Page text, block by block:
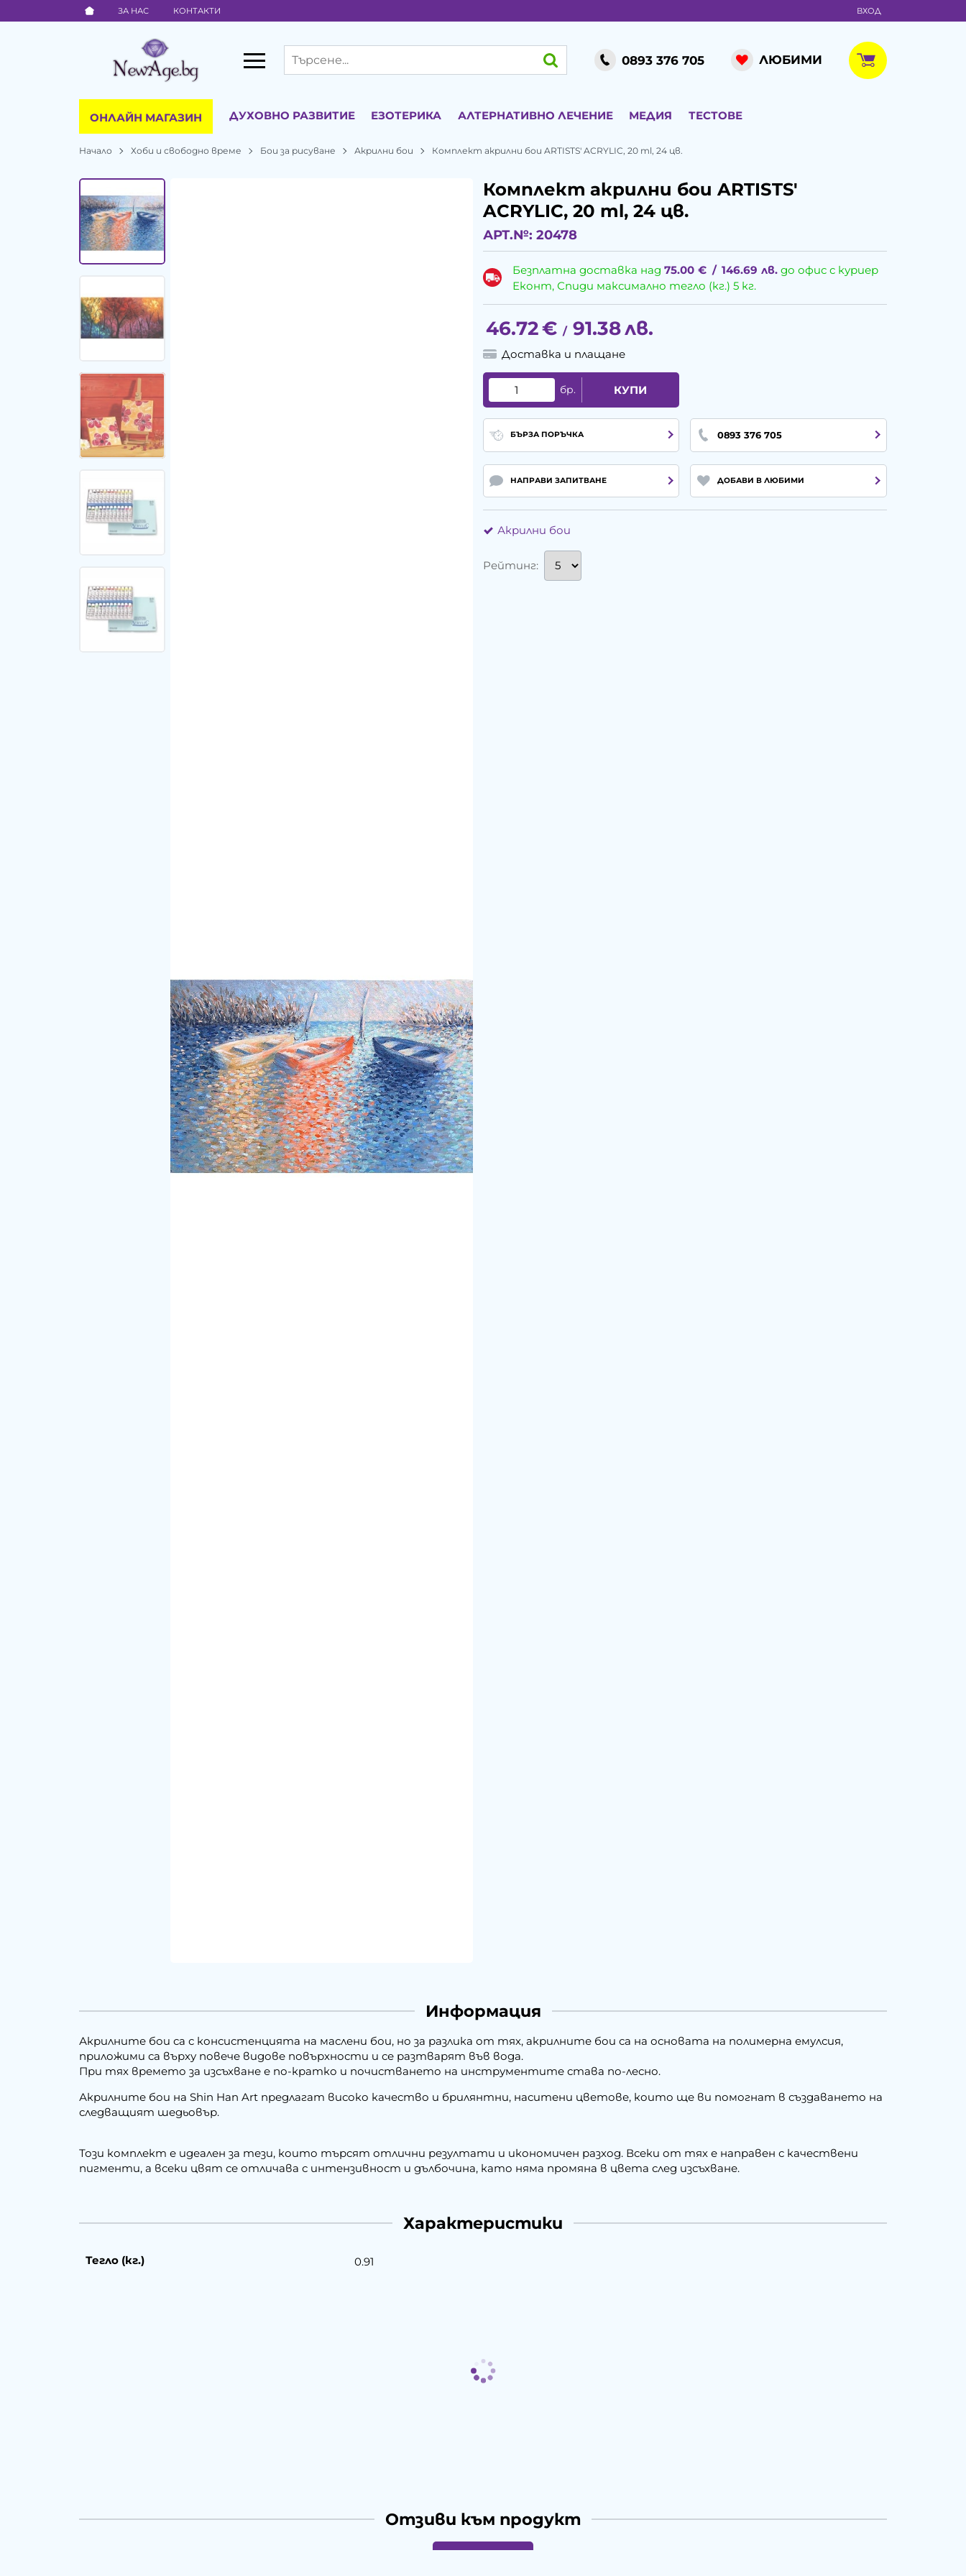
ЗА НАС КОНТАКТИ ВХОД
0893 376 705 ЛЮБИМИ
ОНЛАЙН МАГАЗИН ДУХОВНО РАЗВИТИЕ ЕЗОТЕРИКА АЛТЕРНАТИВНО ЛЕЧЕНИЕ МЕДИЯ ТЕСТОВЕ
Начало Хоби и свободно време Бои за рисуване Акрилни бои Комплект акрилни бои ARTISTS' ACRYLIC, 20 ml, 24 цв.
Комплект акрилни бои ARTISTS'
ACRYLIC, 20 ml, 24 цв.
АРТ.№: 20478
Безплатна доставка над75.00 € / 146.69 лв. до офис с куриер
Еконт, Спиди максимално тегло (кг.) 5 кг.
46.72€ / 91.38лв.
Доставка и плащане
бр. КУПИ
БЪРЗА ПОРЪЧКА 0893 376 705
НАПРАВИ ЗАПИТВАНЕ ДОБАВИ В ЛЮБИМИ
Акрилни бои
Рейтинг:
Информация
Акрилните бои са с консистенцията на маслени бои, но за разлика от тях, акрилните бои са на основата на полимерна емулсия,
приложими са върху повече видове повърхности и се разтварят във вода.
При тях времето за изсъхване е по-кратко и почистването на инструментите става по-лесно.
Акрилните бои на Shin Han Art предлагат високо качество и брилянтни, наситени цветове, които ще ви помогнат в създаването на
следващият шедьовър.
Този комплект е идеален за тези, които търсят отлични резултати и икономичен разход. Всеки от тях е направен с качествени
пигменти, а всеки цвят се отличава с интензивност и дълбочина, като няма промяна в цвета след изсъхване.
Характеристики
Тегло (кг.) 0.91
Отзиви към продукт